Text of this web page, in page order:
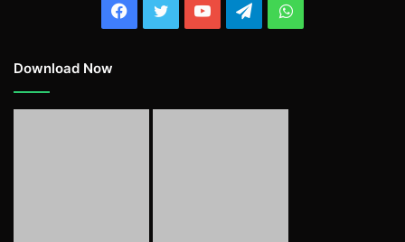
Facebook
TwitterYouTubeTelegramWhatsApp
Download Now